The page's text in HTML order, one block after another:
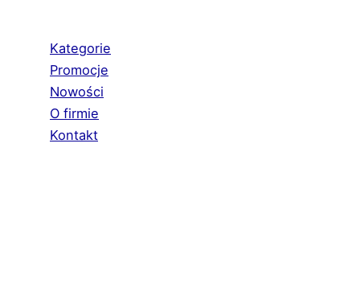
Kategorie
Promocje
Nowości
O firmie
Kontakt